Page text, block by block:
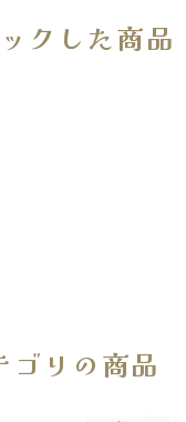
クした商品
ゴリの商品